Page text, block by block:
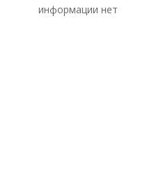
информации нет